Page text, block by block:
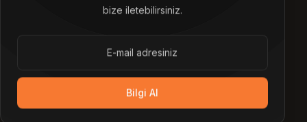
bize iletebilirsiniz.
Bilgi Al